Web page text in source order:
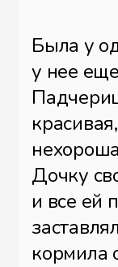
Была у
у нее
Дочку
и все ей
кормила